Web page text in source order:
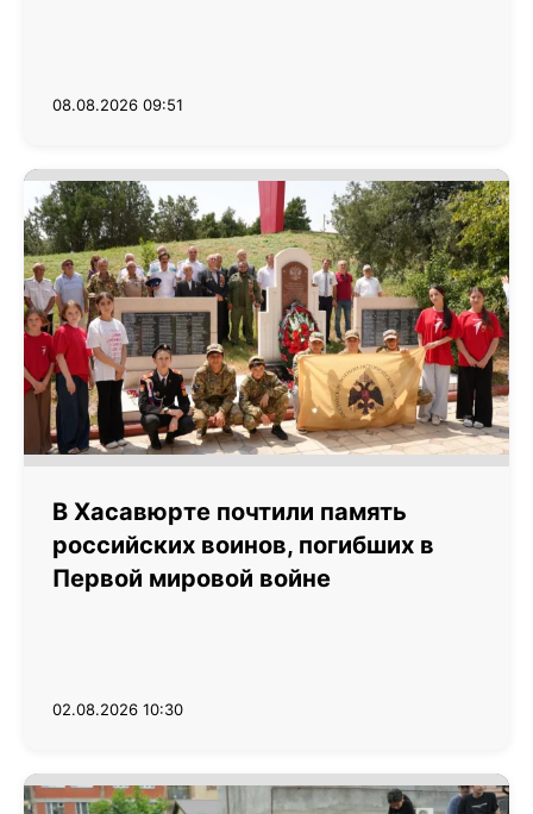
08.08.2026 09:51
В Хасавюрте почтили память
российских воинов, погибших в
Первой мировой войне
02.08.2026 10:30